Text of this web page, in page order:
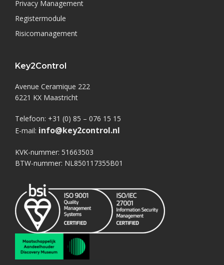
Privacy Management
Registermodule
Risicomanagement
Key2Control
Avenue Ceramique 222
6221 KX Maastricht
Telefoon: +31 (0) 85 – 076 15 15
E-mail: info@key2control.nl
KVK-nummer: 51663503
BTW-nummer: NL850117355B01